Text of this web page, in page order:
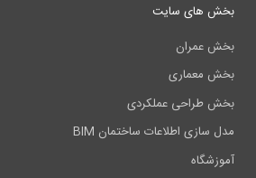
بخش های سایت
بخش عمران
بخش معماری
بخش طراحی عملکردی
مدل سازی اطلاعات ساختمان BIM
آموزشگاه